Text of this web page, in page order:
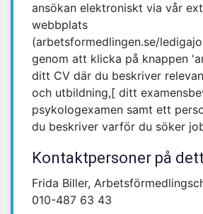
ansökan elektroniskt via vår
webbplats
(arbetsformedlingen.se/
genom att klicka på knappen
ditt CV där du beskriver
och utbildning,[ ditt
psykologexamen samt ett
du beskriver varför du söker
Kontaktpersoner på
Frida Biller,
010-487 63 43